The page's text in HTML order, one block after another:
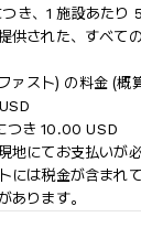
き、1 施設あたり
供された、すべて
ァスト) の料金 (概
つき 10.00 USD
地にてお支払いが
には税金が含まれ
あります。